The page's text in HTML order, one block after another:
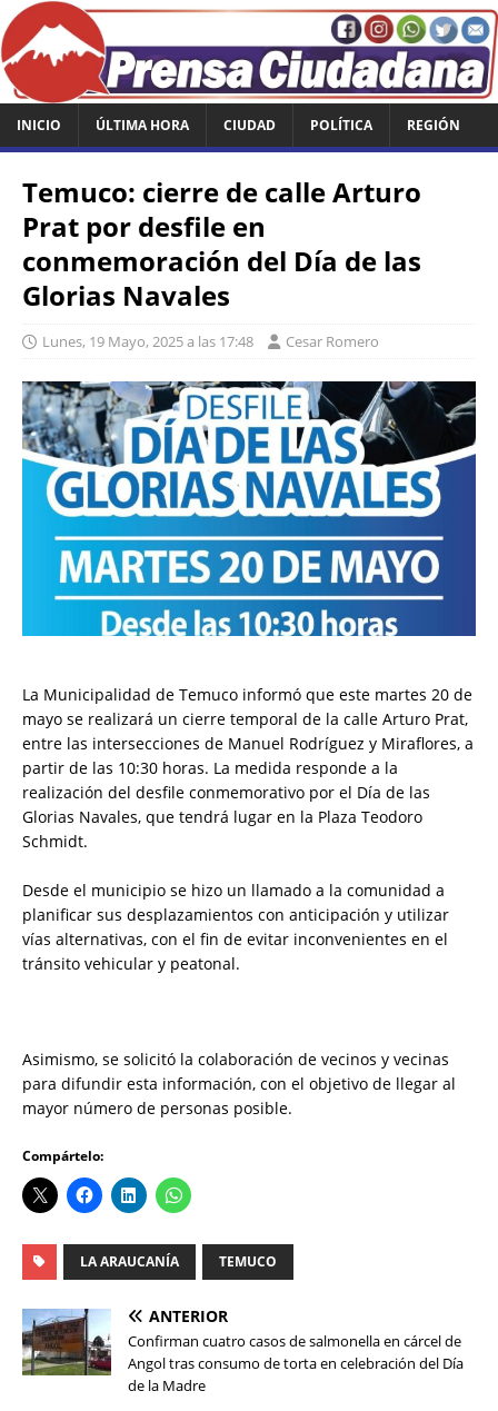
INICIO ÚLTIMA HORA CIUDAD POLÍTICA REGIÓN
‎Temuco: cierre de calle Arturo
Prat por desfile en
conmemoración del Día de las
Glorias Navales‎
Lunes, 19 Mayo, 2025 a las 17:48 Cesar Romero
‎La Municipalidad de Temuco informó que este martes 20 de
mayo se realizará un cierre temporal de la calle Arturo Prat,
entre las intersecciones de Manuel Rodríguez y Miraflores, a
partir de las 10:30 horas. La medida responde a la
realización del desfile conmemorativo por el Día de las
Glorias Navales, que tendrá lugar en la Plaza Teodoro
Schmidt.
‎Desde el municipio se hizo un llamado a la comunidad a
planificar sus desplazamientos con anticipación y utilizar
vías alternativas, con el fin de evitar inconvenientes en el
tránsito vehicular y peatonal.
‎Asimismo, se solicitó la colaboración de vecinos y vecinas
para difundir esta información, con el objetivo de llegar al
mayor número de personas posible.
Compártelo:
LA ARAUCANÍA TEMUCO
ANTERIOR
Confirman cuatro casos de salmonella en cárcel de
Angol tras consumo de torta en celebración del Día
de la Madre